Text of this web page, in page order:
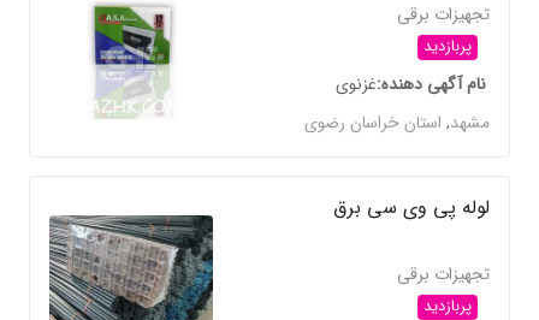
تجهیزات برقی
پربازدید
نام آگهی دهندهغزنوی
مشهد,استان خراسان رضوی
لوله پی وی سی برق
تجهیزات برقی
پربازدید